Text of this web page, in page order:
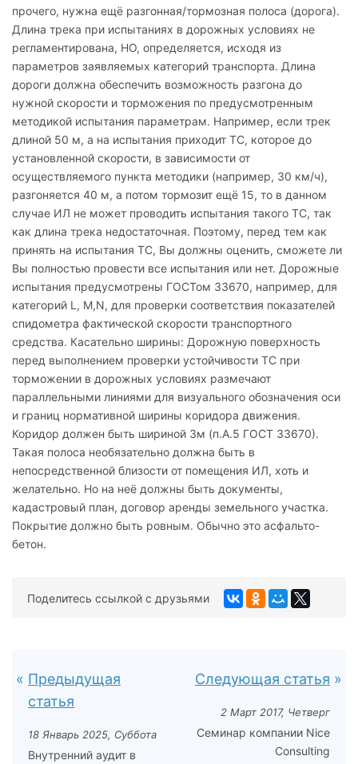
прочего, нужна ещё разгонная/тормозная полоса (дорога).
Длина трека при испытаниях в дорожных условиях не
регламентирована, НО, определяется, исходя из
параметров заявляемых категорий транспорта. Длина
дороги должна обеспечить возможность разгона до
нужной скорости и торможения по предусмотренным
методикой испытания параметрам. Например, если трек
длиной 50 м, а на испытания приходит ТС, которое до
установленной скорости, в зависимости от
осуществляемого пункта методики (например, 30 км/ч),
разгоняется 40 м, а потом тормозит ещё 15, то в данном
случае ИЛ не может проводить испытания такого ТС, так
как длина трека недостаточная. Поэтому, перед тем как
принять на испытания ТС, Вы должны оценить, сможете ли
Вы полностью провести все испытания или нет. Дорожные
испытания предусмотрены ГОСТом 33670, например, для
категорий L, M,N, для проверки соответствия показателей
спидометра фактической скорости транспортного
средства. Касательно ширины: Дорожную поверхность
перед выполнением проверки устойчивости ТС при
торможении в дорожных условиях размечают
параллельными линиями для визуального обозначения оси
и границ нормативной ширины коридора движения.
Коридор должен быть шириной 3м (п.А.5 ГОСТ 33670).
Такая полоса необязательно должна быть в
непосредственной близости от помещения ИЛ, хоть и
желательно. Но на неё должны быть документы,
кадастровый план, договор аренды земельного участка.
Покрытие должно быть ровным. Обычно это асфальто-
бетон.
Поделитесь ссылкой с друзьями
Предыдущая
статья
18 Январь 2025, Суббота
Внутренний аудит в
Следующая статья
2 Март 2017, Четверг
Семинар компании Nice
Consulting